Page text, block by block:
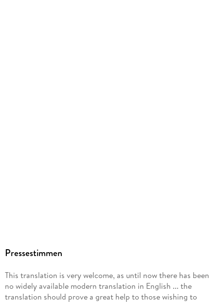
Pressestimmen
This translation is very welcome, as until now there has been
no widely available modern translation in English ... the
translation should prove a great help to those wishing to